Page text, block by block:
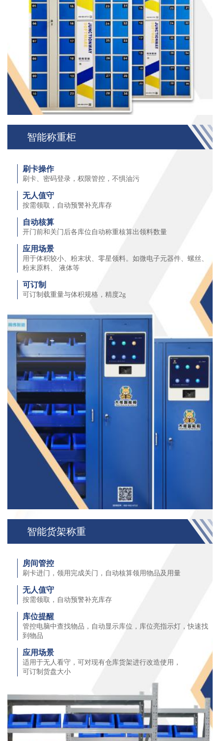
智能称重柜
刷卡操作
刷卡、密码登录，权限管控，不惧油污
无人值守
按需领取，自动预警补充库存
自动核算
开⻔前和关⻔后各库位自动称重核算出领料数量
应用场景
用于体积较小、粉末状、零星领料。如微电子元器件、螺丝、
粉末原料、 液体等
可订制
可订制载重量与体积规格，精度2g
智能货架称重
房间管控
刷卡进⻔，领用完成关⻔，自动核算领用物品及用量
无人值守
按需领取，自动预警补充库存
库位提醒
管控电脑中查找物品，自动显示库位，库位亮指示灯，快速找
到物品
应用场景
适用于无人看守，可对现有仓库货架进行改造使用，
可订制货盘大小